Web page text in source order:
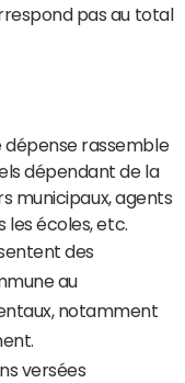
pas au total
dépense rassemble
dépendant de la
municipaux, agents
les écoles, etc.
des
au
notamment
versées